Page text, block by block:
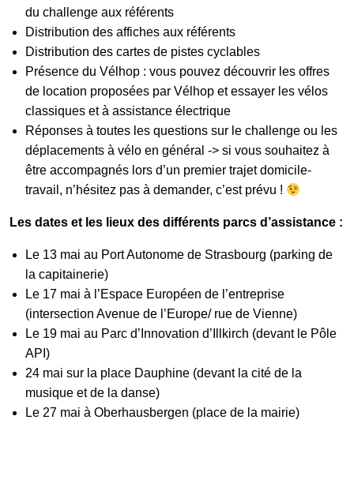
FAQ
Contact
du challenge aux référents
Distribution des affiches aux référents
Distribution des cartes de pistes cyclables
Présence du Vélhop : vous pouvez découvrir les offres
de location proposées par Vélhop et essayer les vélos
classiques et à assistance électrique
Réponses à toutes les questions sur le challenge ou les
déplacements à vélo en général -> si vous souhaitez à
être accompagnés lors d’un premier trajet domicile-
travail, n’hésitez pas à demander, c’est prévu !
Les dates et les lieux des différents parcs d’assistance :
Le 13 mai au Port Autonome de Strasbourg (parking de
la capitainerie)
Le 17 mai à l’Espace Européen de l’entreprise
(intersection Avenue de l’Europe/ rue de Vienne)
Le 19 mai au Parc d’Innovation d’Illkirch (devant le Pôle
API)
24 mai sur la place Dauphine (devant la cité de la
musique et de la danse)
Le 27 mai à Oberhausbergen (place de la mairie)